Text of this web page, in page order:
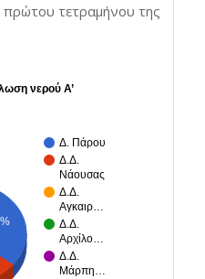
πρώτου τετραμήνου της
νερού Α’
Δ. Πάρου
Δ.Δ.
Νάουσας
Δ.Δ.
Αγκαιρ…
Δ.Δ.
Αρχίλο…
Δ.Δ.
Μάρπη…